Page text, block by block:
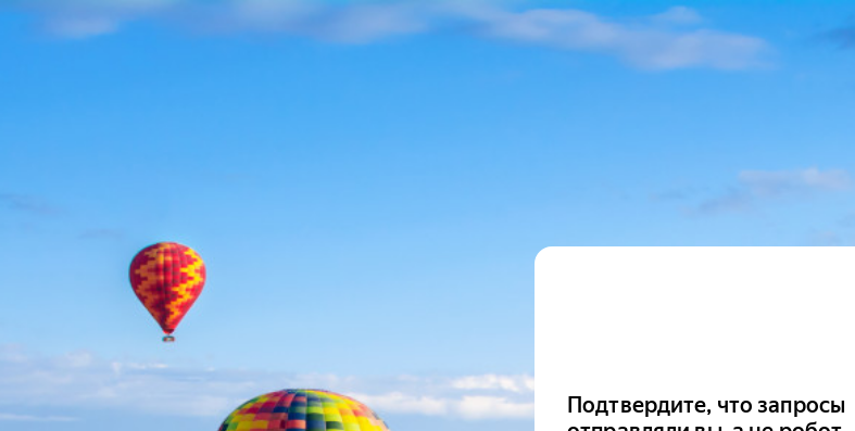
Подтвердите, что запросы